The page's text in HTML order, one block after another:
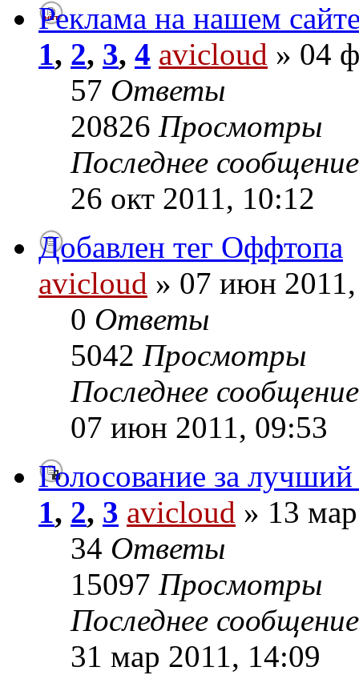
Реклама на нашем
1, 2, 3, 4 avicloud » 04
57 Ответы
20826 Просмотры
Последнее
26 окт 2011, 10:12
Добавлен тег Оффтопа
avicloud » 07 июн
0 Ответы
5042 Просмотры
Последнее
07 июн 2011, 09:53
Голосование за
1, 2, 3 avicloud » 13
34 Ответы
15097 Просмотры
Последнее
31 мар 2011, 14:09